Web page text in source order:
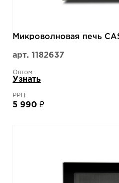
Микроволновая печь
арт. 1182637
Оптом:
Узнать
РРЦ:
5 990 ₽